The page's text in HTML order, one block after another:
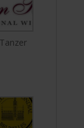
Tanzer